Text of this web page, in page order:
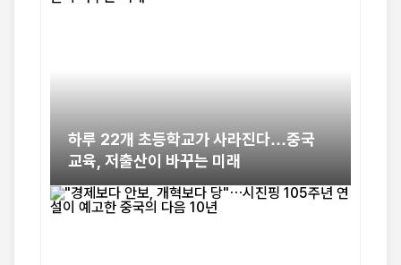
하루 22개 초등학교가 사라진다…중국
교육, 저출산이 바꾸는 미래